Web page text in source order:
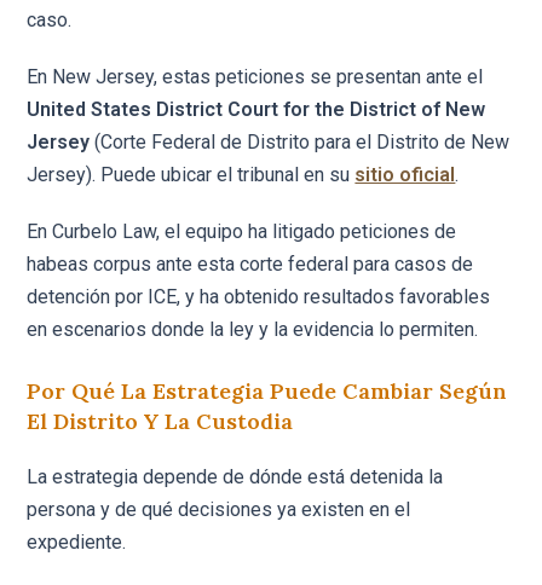
caso.
En New Jersey, estas peticiones se presentan ante el
United States District Court for the District of New
Jersey (Corte Federal de Distrito para el Distrito de New
Jersey). Puede ubicar el tribunal en su sitio oficial.
En Curbelo Law, el equipo ha litigado peticiones de
habeas corpus ante esta corte federal para casos de
detención por ICE, y ha obtenido resultados favorables
en escenarios donde la ley y la evidencia lo permiten.
Por Qué La Estrategia Puede Cambiar Según
El Distrito Y La Custodia
La estrategia depende de dónde está detenida la
persona y de qué decisiones ya existen en el
expediente.